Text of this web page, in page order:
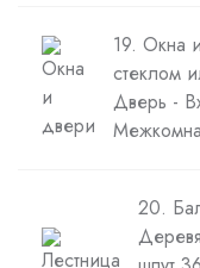
19. Окна
стеклом
Дверь -
20.